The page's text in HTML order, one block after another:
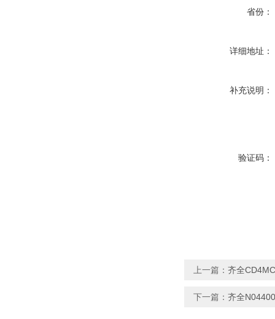
省份：
详细地址：
补充说明：
验证码：
上一篇： 齐全
下一篇： 齐全